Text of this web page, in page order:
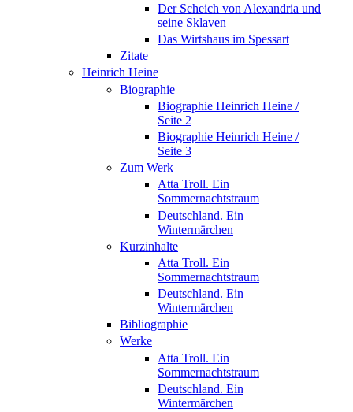
Der Scheich von Alexandria und
seine Sklaven
Das Wirtshaus im Spessart
Zitate
Heinrich Heine
Biographie
Biographie Heinrich Heine /
Seite 2
Biographie Heinrich Heine /
Seite 3
Zum Werk
Atta Troll. Ein
Sommernachtstraum
Deutschland. Ein
Wintermärchen
Kurzinhalte
Atta Troll. Ein
Sommernachtstraum
Deutschland. Ein
Wintermärchen
Bibliographie
Werke
Atta Troll. Ein
Sommernachtstraum
Deutschland. Ein
Wintermärchen